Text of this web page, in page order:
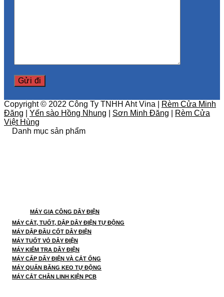
Copyright © 2022 Công Ty TNHH Aht Vina |
Rèm Cửa Minh
Đăng
Yến sào Hồng Nhung Sơn Minh Đăng
Rèm Cửa
Việt Hùng
Danh mục sản phẩm
MÁY GIA CÔNG DÂY ĐIỆN
MÁY CẮT, TUỐT, DẬP DÂY ĐIỆN TỰ ĐỘNG
MÁY DẬP ĐẦU CỐT DÂY ĐIỆN
MÁY TUỐT VỎ DÂY ĐIỆN
MÁY KIỂM TRA DÂY ĐIỆN
MÁY CẤP DÂY ĐIỆN VÀ CẮT ỐNG
MÁY QUẤN BĂNG KEO TỰ ĐỘNG
MÁY CẮT CHÂN LINH KIỆN PCB